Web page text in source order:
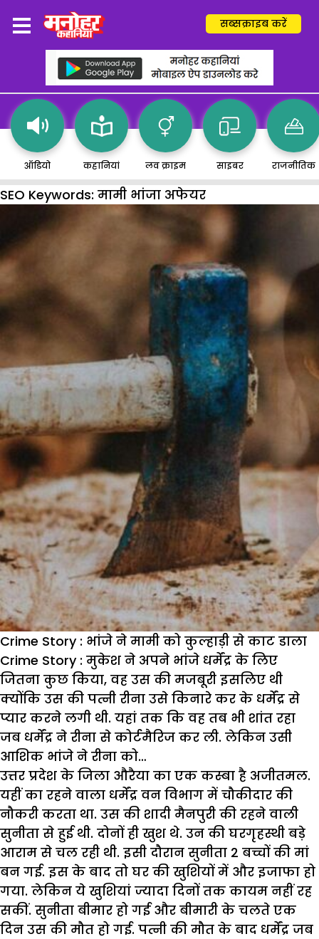
सब्सक्राइब करें
ऑडियो कहानियां लव क्राइम साइबर राजनीतिक
SEO Keywords: मामी भांजा अफेयर
Crime Story : भांजे ने मामी को कुल्हाड़ी से काट डाला
Crime Story : मुकेश ने अपने भांजे धर्मेंद्र के लिए
जितना कुछ किया, वह उस की मजबूरी इसलिए थी
क्योंकि उस की पत्नी रीना उसे किनारे कर के धर्मेंद्र से
प्यार करने लगी थी. यहां तक कि वह तब भी शांत रहा
जब धर्मेंद्र ने रीना से कोर्टमैरिज कर ली. लेकिन उसी
आशिक भांजे ने रीना को…
उत्तर प्रदेश के जिला औरैया का एक कस्बा है अजीतमल.
यहीं का रहने वाला धर्मेंद्र वन विभाग में चौकीदार की
नौकरी करता था. उस की शादी मैनपुरी की रहने वाली
सुनीता से हुई थी. दोनों ही खुश थे. उन की घरगृहस्थी बड़े
आराम से चल रही थी. इसी दौरान सुनीता 2 बच्चों की मां
बन गई. इस के बाद तो घर की खुशियों में और इजाफा हो
गया. लेकिन ये खुशियां ज्यादा दिनों तक कायम नहीं रह
सकीं. सुनीता बीमार हो गई और बीमारी के चलते एक
दिन उस की मौत हो गई. पत्नी की मौत के बाद धर्मेंद्र जब